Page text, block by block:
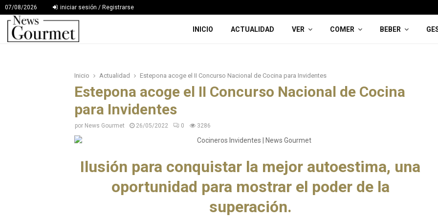
07/08/2026 iniciar sesión / Registrarse
INICIO ACTUALIDAD VER COMER BEBER
Inicio Actualidad Estepona acoge el II Concurso Nacional de Cocina para Invidentes
Estepona acoge el II Concurso Nacional de Cocina
para Invidentes
por News Gourmet 26/05/2022 0 3286
Ilusión para conquistar la mejor autoestima, una
oportunidad para mostrar el poder de la
superación.